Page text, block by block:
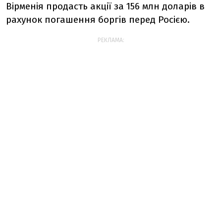
Вірменія продасть акції за 156 млн доларів в
рахунок погашення боргів перед Росією.
РЕКЛАМА: